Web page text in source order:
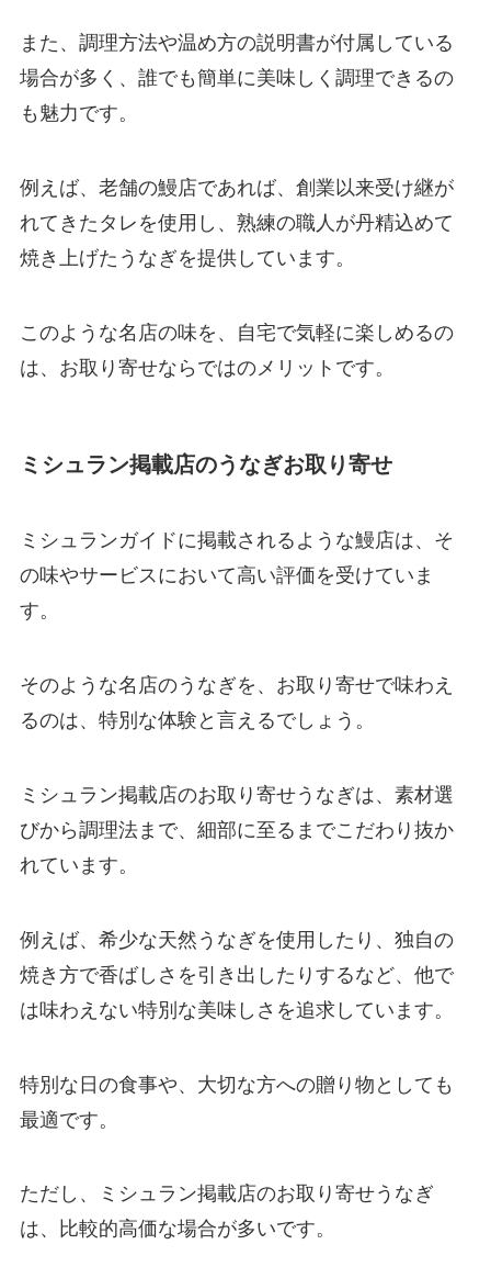
また、調理方法や温め方の説明書が付属している
場合が多く、誰でも簡単に美味しく調理できるの
も魅力です。
例えば、老舗の鰻店であれば、創業以来受け継が
れてきたタレを使用し、熟練の職人が丹精込めて
焼き上げたうなぎを提供しています。
このような名店の味を、自宅で気軽に楽しめるの
は、お取り寄せならではのメリットです。
ミシュラン掲載店のうなぎお取り寄せ
ミシュランガイドに掲載されるような鰻店は、そ
の味やサービスにおいて高い評価を受けていま
す。
そのような名店のうなぎを、お取り寄せで味わえ
るのは、特別な体験と言えるでしょう。
ミシュラン掲載店のお取り寄せうなぎは、素材選
びから調理法まで、細部に至るまでこだわり抜か
れています。
例えば、希少な天然うなぎを使用したり、独自の
焼き方で香ばしさを引き出したりするなど、他で
は味わえない特別な美味しさを追求しています。
特別な日の食事や、大切な方への贈り物としても
最適です。
ただし、ミシュラン掲載店のお取り寄せうなぎ
は、比較的高価な場合が多いです。